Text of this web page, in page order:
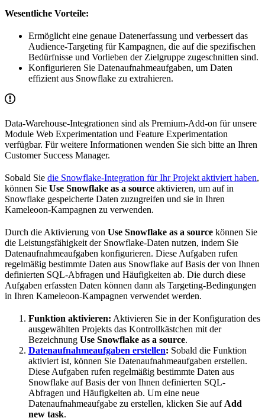
Wesentliche Vorteile:
Ermöglicht eine genaue Datenerfassung und verbessert das
Audience-Targeting für Kampagnen, die auf die spezifischen
Bedürfnisse und Vorlieben der Zielgruppe zugeschnitten sind.
Konfigurieren Sie Datenaufnahmeaufgaben, um Daten
effizient aus Snowflake zu extrahieren.
Data-Warehouse-Integrationen sind als Premium-Add-on für unsere
Module Web Experimentation und Feature Experimentation
verfügbar. Für weitere Informationen wenden Sie sich bitte an Ihren
Customer Success Manager.
Sobald Sie die Snowflake-Integration für Ihr Projekt aktiviert haben,
können Sie Use Snowflake as a source aktivieren, um auf in
Snowflake gespeicherte Daten zuzugreifen und sie in Ihren
Kameleoon-Kampagnen zu verwenden.
Durch die Aktivierung von Use Snowflake as a source können Sie
die Leistungsfähigkeit der Snowflake-Daten nutzen, indem Sie
Datenaufnahmeaufgaben konfigurieren. Diese Aufgaben rufen
regelmäßig bestimmte Daten aus Snowflake auf Basis der von Ihnen
definierten SQL-Abfragen und Häufigkeiten ab. Die durch diese
Aufgaben erfassten Daten können dann als Targeting-Bedingungen
in Ihren Kameleoon-Kampagnen verwendet werden.
Funktion aktivieren: Aktivieren Sie in der Konfiguration des
ausgewählten Projekts das Kontrollkästchen mit der
Bezeichnung Use Snowflake as a source.
Datenaufnahmeaufgaben erstellen: Sobald die Funktion
aktiviert ist, können Sie Datenaufnahmeaufgaben erstellen.
Diese Aufgaben rufen regelmäßig bestimmte Daten aus
Snowflake auf Basis der von Ihnen definierten SQL-
Abfragen und Häufigkeiten ab. Um eine neue
Datenaufnahmeaufgabe zu erstellen, klicken Sie auf Add
new task.